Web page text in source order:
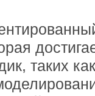
таких